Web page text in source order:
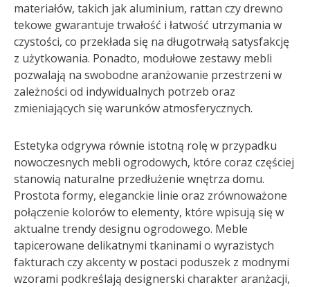
materiałów, takich jak aluminium, rattan czy drewno
tekowe gwarantuje trwałość i łatwość utrzymania w
czystości, co przekłada się na długotrwałą satysfakcję
z użytkowania. Ponadto, modułowe zestawy mebli
pozwalają na swobodne aranżowanie przestrzeni w
zależności od indywidualnych potrzeb oraz
zmieniających się warunków atmosferycznych.
Estetyka odgrywa równie istotną rolę w przypadku
nowoczesnych mebli ogrodowych, które coraz częściej
stanowią naturalne przedłużenie wnętrza domu.
Prostota formy, eleganckie linie oraz zrównoważone
połączenie kolorów to elementy, które wpisują się w
aktualne trendy designu ogrodowego. Meble
tapicerowane delikatnymi tkaninami o wyrazistych
fakturach czy akcenty w postaci poduszek z modnymi
wzorami podkreślają designerski charakter aranżacji,